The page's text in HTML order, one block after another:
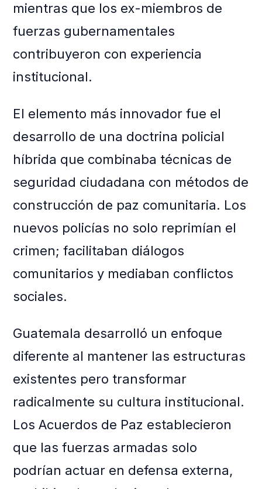
mientras que los ex-miembros de
fuerzas gubernamentales
contribuyeron con experiencia
institucional.
El elemento más innovador fue el
desarrollo de una doctrina policial
híbrida que combinaba técnicas de
seguridad ciudadana con métodos de
construcción de paz comunitaria. Los
nuevos policías no solo reprimían el
crimen; facilitaban diálogos
comunitarios y mediaban conflictos
sociales.
Guatemala desarrolló un enfoque
diferente al mantener las estructuras
existentes pero transformar
radicalmente su cultura institucional.
Los Acuerdos de Paz establecieron
que las fuerzas armadas solo
podrían actuar en defensa externa,